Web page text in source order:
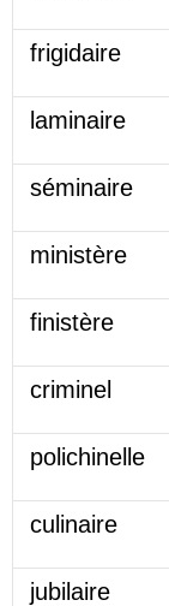
frigidaire
laminaire
séminaire
ministère
finistère
criminel
polichinelle
culinaire
jubilaire